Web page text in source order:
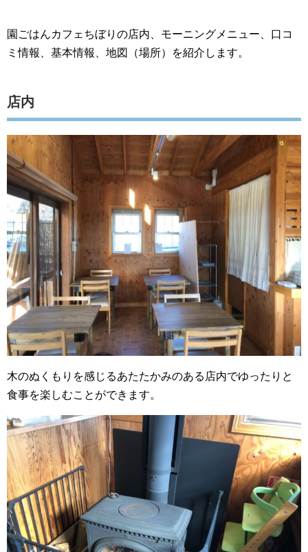
園ごはんカフェちぼりの店内、モーニングメニュー、口コ
ミ情報、基本情報、地図（場所）を紹介します。
店内
木のぬくもりを感じるあたたかみのある店内でゆったりと
食事を楽しむことができます。